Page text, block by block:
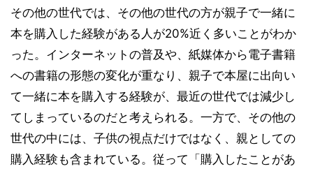
その他の世代では、その他の世代の方が親子で一緒に
本を購入した経験がある人が20%近く多いことがわか
った。インターネットの普及や、紙媒体から電子書籍
への書籍の形態の変化が重なり、親子で本屋に出向い
て一緒に本を購入する経験が、最近の世代では減少し
てしまっているのだと考えられる。一方で、その他の
世代の中には、子供の視点だけではなく、親としての
購入経験も含まれている。従って「購入したことがあ